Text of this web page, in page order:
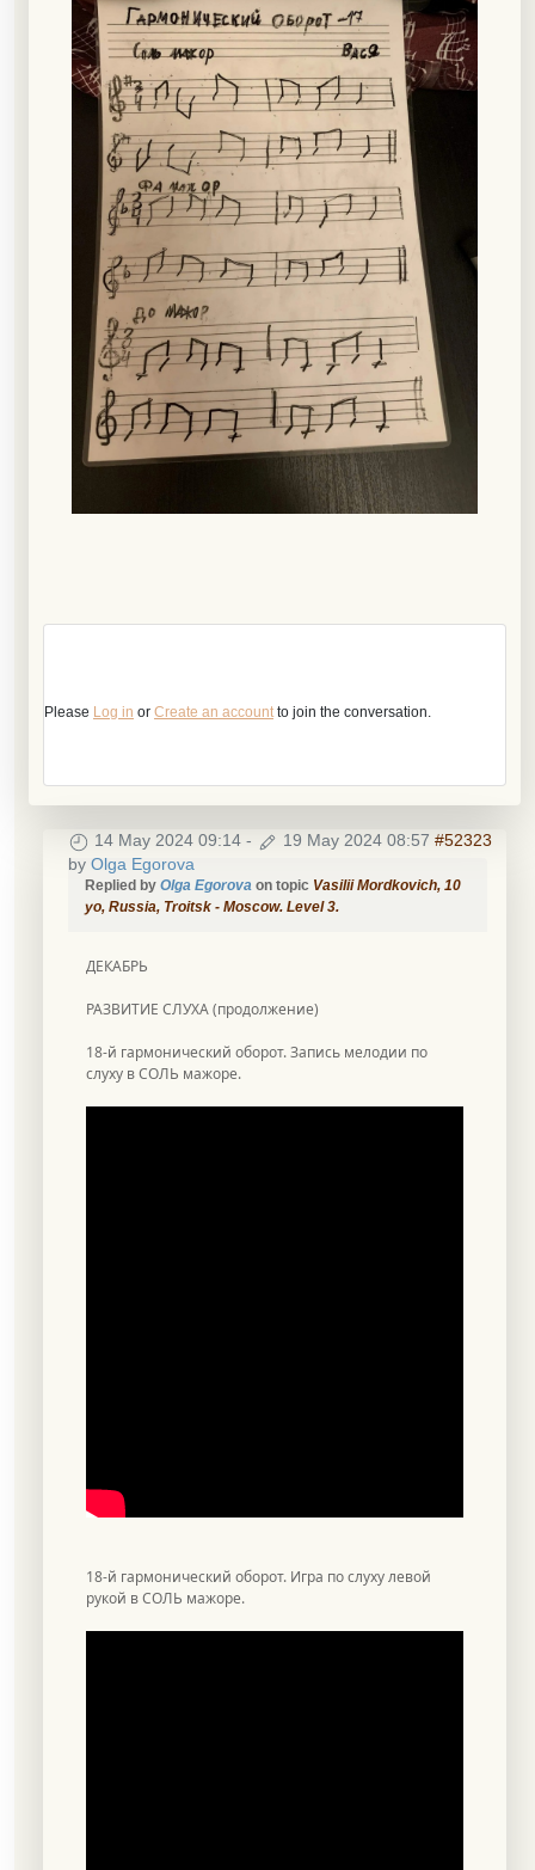
Please Log in or Create an accountto join the conversation.
14 May 2024 09:14 - 19 May 2024 08:57 #52323
by Olga Egorova
Replied by Olga Egorova on topic Vasilii Mordkovich, 10
уо, Russia, Troitsk - Moscow. Level 3.
ДЕКАБРЬ
РАЗВИТИЕ СЛУХА (продолжение)
18-й гармонический оборот. Запись мелодии по
слуху в СОЛЬ мажоре.
18-й гармонический оборот. Игра по слуху левой
рукой в СОЛЬ мажоре.